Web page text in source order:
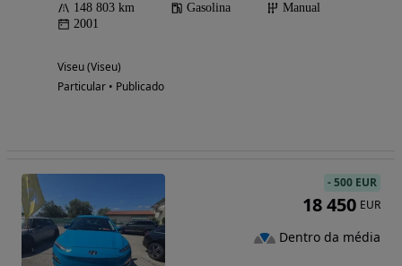
148 803 km Gasolina
Manual
2001
Viseu (Viseu)
Particular • Publicado
-500 EUR
18 450 EUR
Dentro da média